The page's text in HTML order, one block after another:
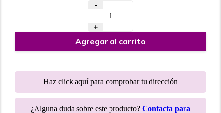
-
+
Agregar al carrito
Haz click aquí para comprobar tu dirección
¿Alguna duda sobre este producto? Contacta para